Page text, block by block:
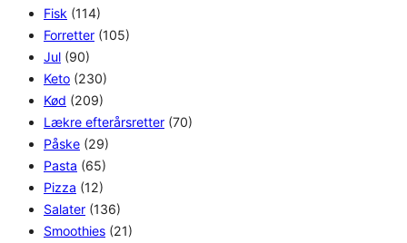
Fisk (114)
Forretter (105)
Jul (90)
Keto (230)
Kød (209)
Lækre efterårsretter (70)
Påske (29)
Pasta (65)
Pizza (12)
Salater (136)
Smoothies (21)